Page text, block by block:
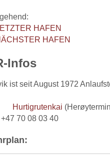
HAFEN
HAFEN
Infos
ist seit August 1972
Hurtigrutenkai
+47 70 08 03 40